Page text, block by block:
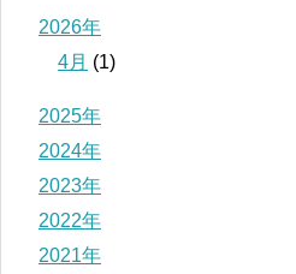
2026年
4月 (1)
2025年
2024年
2023年
2022年
2021年